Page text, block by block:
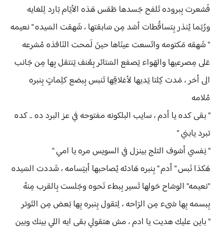
فَشعرت بِبروده تَلفح جَسدها طَقس هَذه الأيَام بَارد لِلغايه
ورُبَما يُنذر بِتساقُطات أشد مِن سَابقتها ، شَهقت السَيده " نعيمه
" شَهقه مَكتومه واتَسعت عينَاها حينَ لَمحت النَافذه مُشرعه
عَلى مِصرعيها والهَواء يَصفع السَتائر بِعُنف يَنتقل بِها مِن جَانب
الى أخر ، مَدت كِلتا يَديها لأغلاقِها تَنبس بِبضع كلِماتٍ بِنبره
مُلامه
" بقى كده يا أدم ، سايب البلكونه مفتوحه في عز البرد ده .. كده
تبرد يابني "
" نِفسي أشوف التلج بينزل في السويس مره يا امي "
هَكذا نَبس " أدم " بِنبره هَادئه يُصاحبها أبتِسامه ، شَددت السَيده
"نعيمه" الوشاح حَولها تَسير بِبطء نَحوه وجَلست بِالقرب مِنهُ
بِبسمه بِها شىء مِن الرَاحه ، لِتقول بِنبره بِها بَعض مِن التَوتر
" باين عليك هديت يا ادم ، مش هتقولي بقى ايه اللي بينك وبين